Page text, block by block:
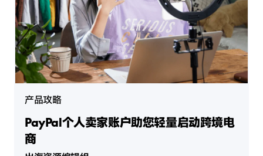
产品攻略
PayPal个人卖家账户助您轻量启动跨境电
商